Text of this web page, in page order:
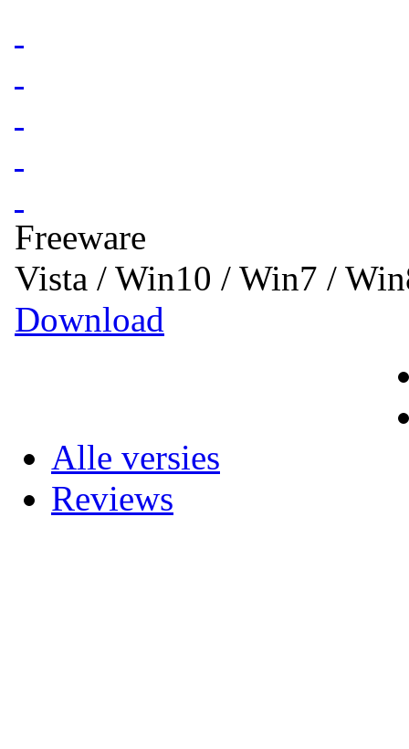
Freeware
Vista / Win10 / Win7 /
Download
Alle versies
Reviews